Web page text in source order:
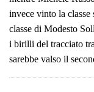
invece vinto la
classe di Modesto
i birilli del tracciato
sarebbe valso il